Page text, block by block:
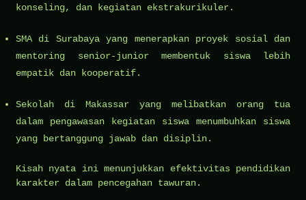
konseling, dan kegiatan ekstrakurikuler.
SMA di Surabaya yang menerapkan proyek sosial dan
mentoring senior-junior membentuk siswa lebih
empatik dan kooperatif.
Sekolah di Makassar yang melibatkan orang tua
dalam pengawasan kegiatan siswa menumbuhkan siswa
yang bertanggung jawab dan disiplin.
Kisah nyata ini menunjukkan efektivitas pendidikan
karakter dalam pencegahan tawuran.